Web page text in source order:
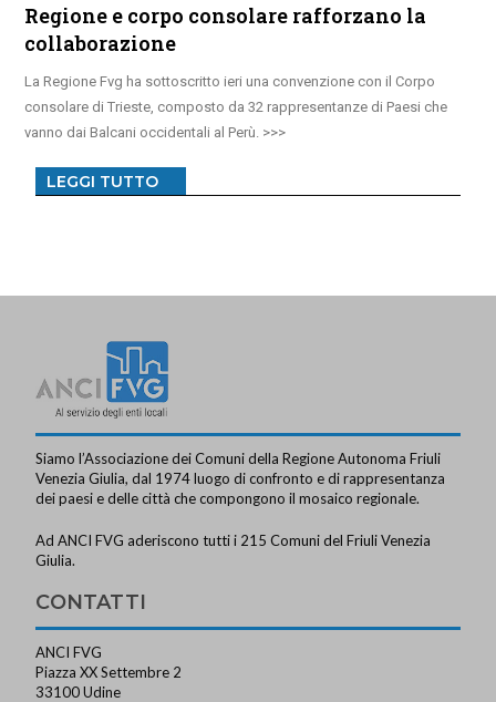
Regione e corpo consolare rafforzano la
collaborazione
La Regione Fvg ha sottoscritto ieri una convenzione con il Corpo
consolare di Trieste, composto da 32 rappresentanze di Paesi che
vanno dai Balcani occidentali al Perù.
LEGGI TUTTO
Siamo l’Associazione dei Comuni della Regione Autonoma Friuli
Venezia Giulia, dal 1974 luogo di confronto e di rappresentanza
dei paesi e delle città che compongono il mosaico regionale.
Ad ANCI FVG aderiscono tutti i 215 Comuni del Friuli Venezia
Giulia.
CONTATTI
ANCI FVG
Piazza XX Settembre 2
33100 Udine